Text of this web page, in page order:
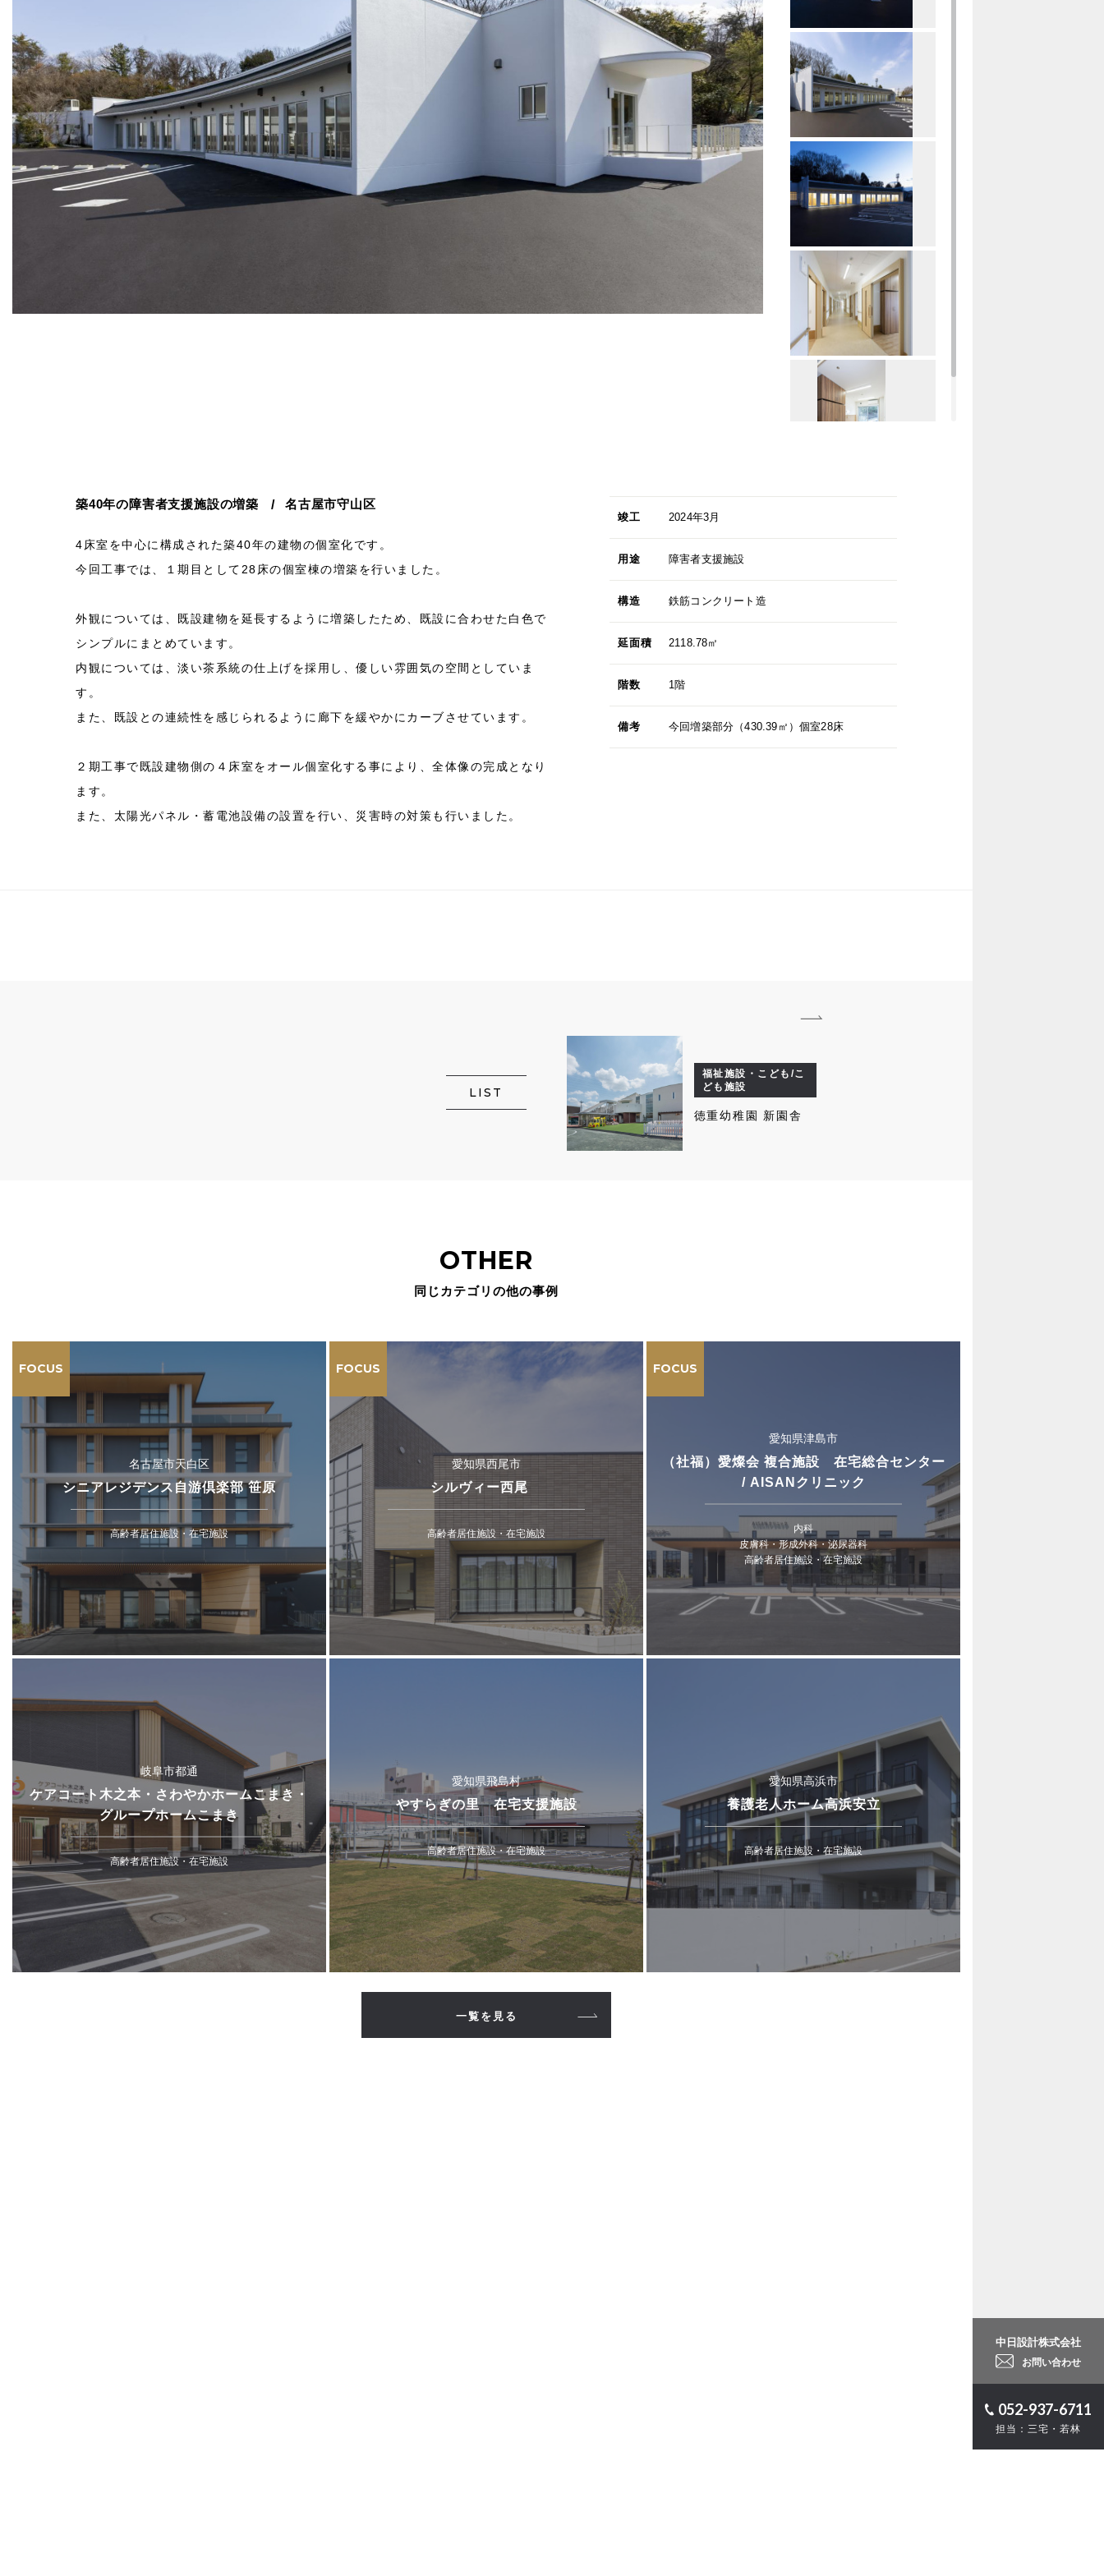
中日設計株式会社
お問い合わせ
052-937-6711
担当：三宅・若林
築40年の障害者支援施設の増築 名古屋市守山区
4床室を中心に構成された築40年の建物の個室化です。
今回工事では、１期目として28床の個室棟の増築を行いました。
外観については、既設建物を延長するように増築したため、既設に合わせた白色で
シンプルにまとめています。
内観については、淡い茶系統の仕上げを採用し、優しい雰囲気の空間としていま
す。
また、既設との連続性を感じられるように廊下を緩やかにカーブさせています。
２期工事で既設建物側の４床室をオール個室化する事により、全体像の完成となり
ます。
また、太陽光パネル・蓄電池設備の設置を行い、災害時の対策も行いました。
竣工 2024年3月
用途 障害者支援施設
構造 鉄筋コンクリート造
延面積 2118.78㎡
階数 1階
備考 今回増築部分（430.39㎡）個室28床
LIST
福祉施設・こども/こ
ども施設
徳重幼稚園 新園舎
OTHER
同じカテゴリの他の事例
FOCUS
名古屋市天白区
シニアレジデンス自游倶楽部 笹原
高齢者居住施設・在宅施設
FOCUS
愛知県西尾市
シルヴィー西尾
高齢者居住施設・在宅施設
FOCUS
愛知県津島市
（社福）愛燦会 複合施設 在宅総合センター
/ AISANクリニック
内科
皮膚科・形成外科・泌尿器科
高齢者居住施設・在宅施設
岐阜市都通
ケアコート木之本・さわやかホームこまき・
グループホームこまき
高齢者居住施設・在宅施設
愛知県飛島村
やすらぎの里 在宅支援施設
高齢者居住施設・在宅施設
愛知県高浜市
養護老人ホーム高浜安立
高齢者居住施設・在宅施設
一覧を見る